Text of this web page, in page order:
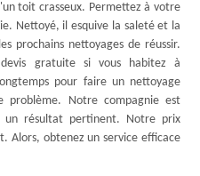
toit crasseux. Permettez à votre
Nettoyé, il esquive la saleté et la
prochains nettoyages de réussir.
gratuite si vous habitez à
pour faire un nettoyage
problème. Notre compagnie est
résultat pertinent. Notre prix
Alors, obtenez un service efficace